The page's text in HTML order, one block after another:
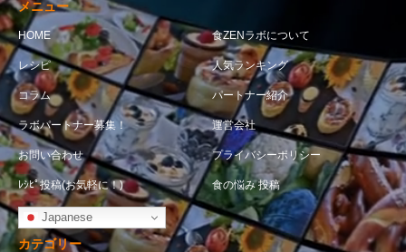
メニュー
HOME 食ZENラボについて
レシピ 人気ランキング
コラム パートナー紹介
ラボパートナー募集！ 運営会社
お問い合わせ プライバシーポリシー
ﾚｼﾋﾟ投稿(お気軽に！) 食の悩み 投稿
Japanese
カテゴリー